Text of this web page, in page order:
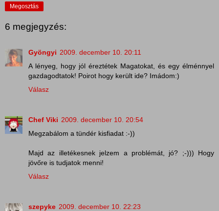
Megosztás
6 megjegyzés:
Gyöngyi 2009. december 10. 20:11
A lényeg, hogy jól éreztétek Magatokat, és egy élménnyel
gazdagodtatok! Poirot hogy került ide? Imádom:)
Válasz
Chef Viki 2009. december 10. 20:54
Megzabálom a tündér kisfiadat :-))
Majd az illetékesnek jelzem a problémát, jó? ;-))) Hogy
jövőre is tudjatok menni!
Válasz
szepyke 2009. december 10. 22:23